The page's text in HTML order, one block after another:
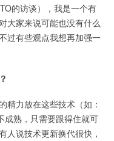
的访谈），我是一个有
大家来说可能也没有什么
过有些观点我想再加强一
精力放在这些技术（如：
成熟，只需要跟得住就可
人说技术更新换代很快，